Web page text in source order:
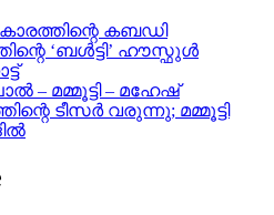
കബഡി
‘ബൾട്ടി’ ഹൗസ്ഫുൾ
– മമ്മൂട്ടി – മഹേഷ്
ടീസർ വരുന്നു; മമ്മൂട്ടി